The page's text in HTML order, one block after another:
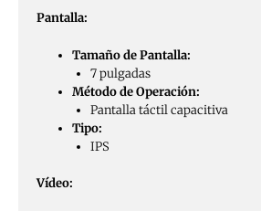
Pantalla:
Tamaño de Pantalla:
7 pulgadas
Método de Operación:
Pantalla táctil capacitiva
Tipo:
IPS
Vídeo: